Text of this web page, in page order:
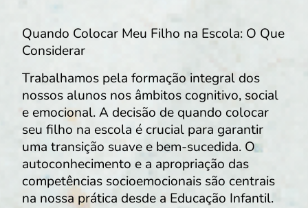
Quando Colocar Meu Filho na Escola: O Que
Considerar
Trabalhamos pela formação integral dos
nossos alunos nos âmbitos cognitivo, social
e emocional. A decisão de quando colocar
seu filho na escola é crucial para garantir
uma transição suave e bem-sucedida. O
autoconhecimento e a apropriação das
competências socioemocionais são centrais
na nossa prática desde a Educação Infantil.